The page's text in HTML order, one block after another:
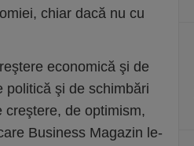
chiar dacă nu cu
economică şi de
politică şi de schimbări
creştere, de optimism,
Business Magazin le-